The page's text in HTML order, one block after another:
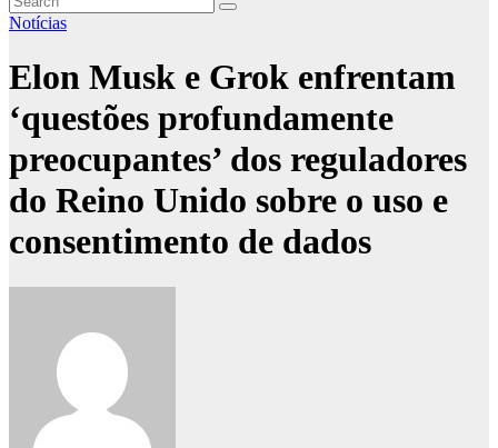
Notícias
Elon Musk e Grok enfrentam
‘questões profundamente
preocupantes’ dos reguladores
do Reino Unido sobre o uso e
consentimento de dados